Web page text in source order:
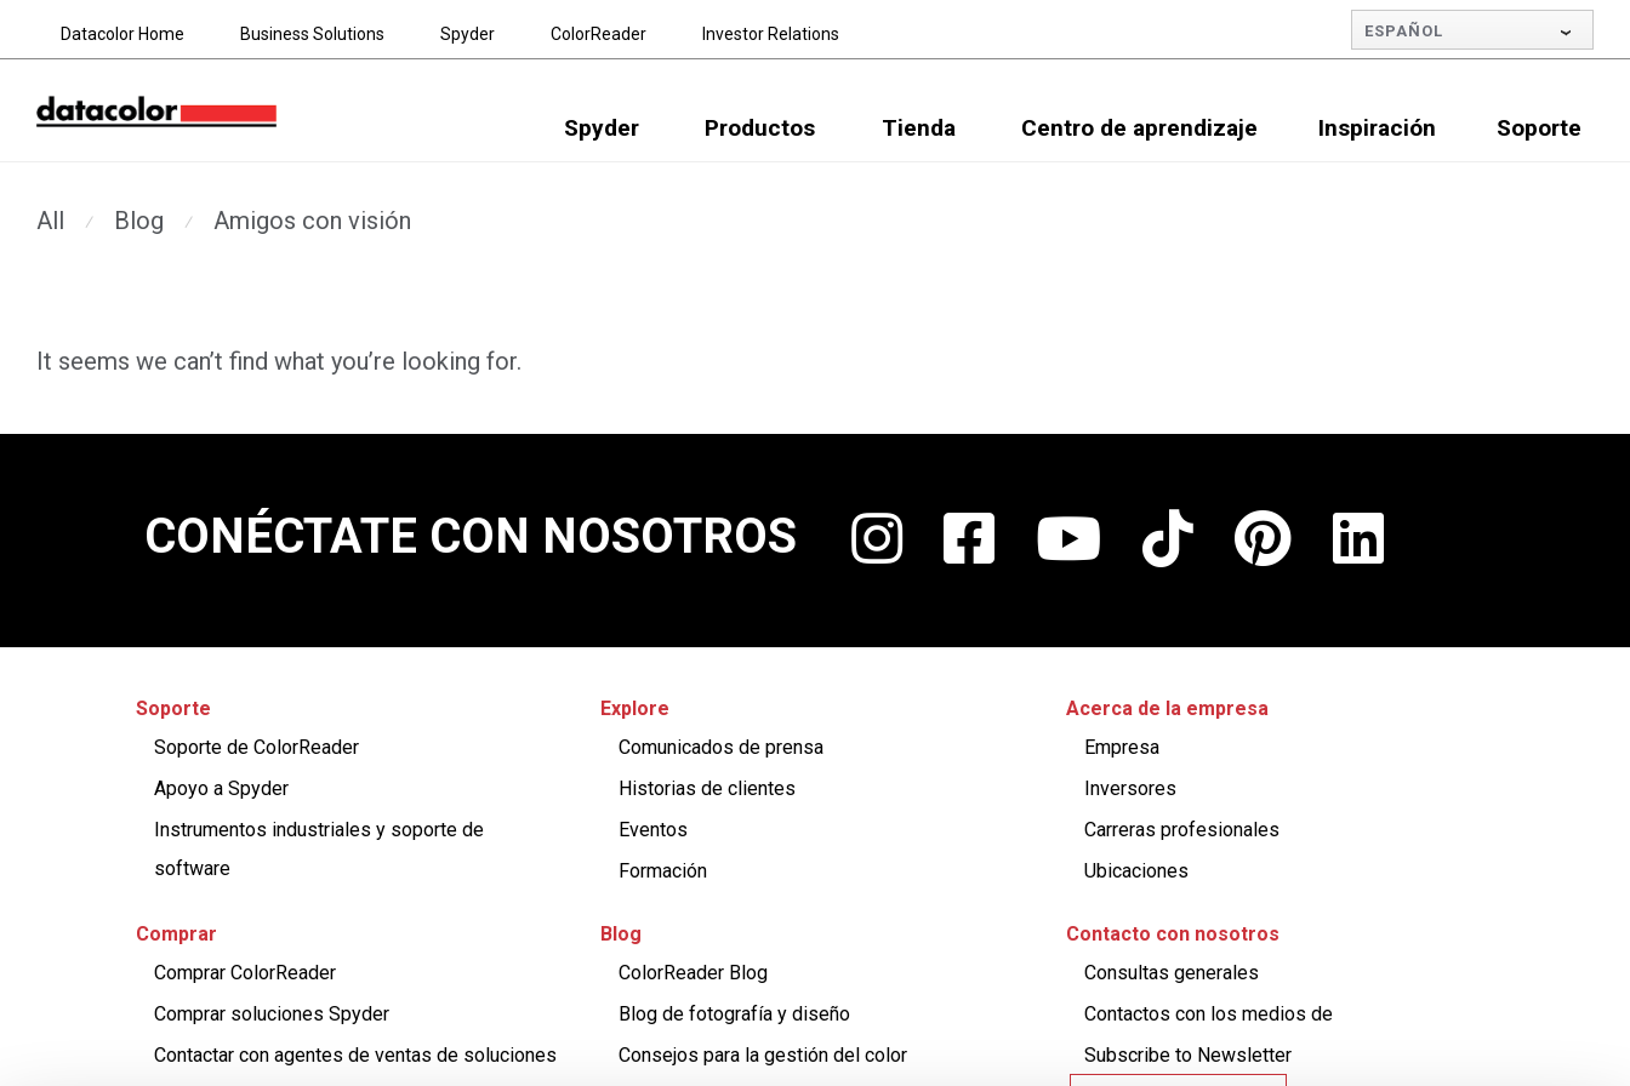
Datacolor Home Business Solutions Spyder ColorReader Investor Relations ESPAÑOL
Spyder Productos Tienda Centro de aprendizaje Inspiración Soporte
All ⁄ Blog ⁄ Amigos con visión
It seems we can’t find what you’re looking for.
CONÉCTATE CON NOSOTROS
Soporte
Soporte de ColorReader
Apoyo a Spyder
Instrumentos industriales y soporte de
software
Comprar
Comprar ColorReader
Comprar soluciones Spyder
Contactar con agentes de ventas de soluciones
Explore
Comunicados de prensa
Historias de clientes
Eventos
Formación
Blog
ColorReader Blog
Blog de fotografía y diseño
Consejos para la gestión del color
Acerca de la empresa
Empresa
Inversores
Carreras profesionales
Ubicaciones
Contacto con nosotros
Consultas generales​
Contactos con los medios de ​
Subscribe to Newsletter